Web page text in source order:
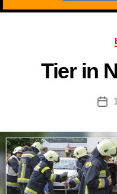
Tier in